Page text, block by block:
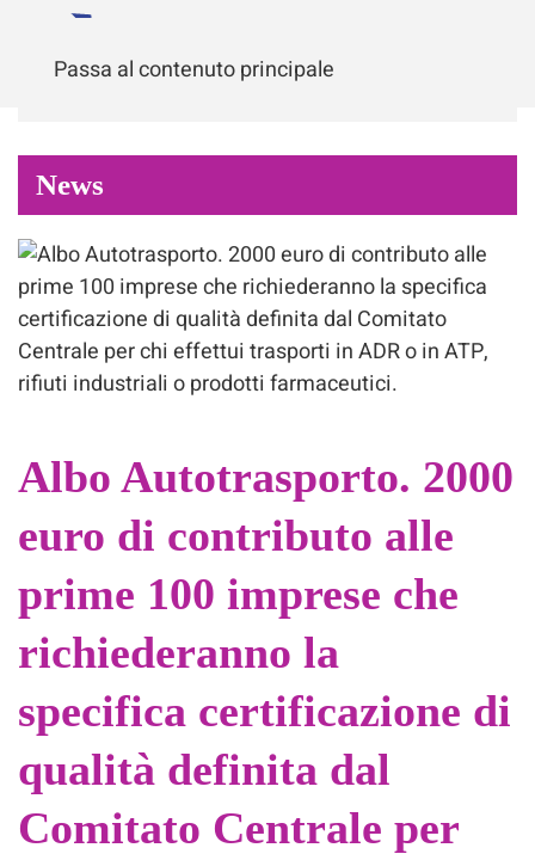
Passa al contenuto principale
News
Albo Autotrasporto. 2000
euro di contributo alle
prime 100 imprese che
richiederanno la
specifica certificazione di
qualità definita dal
Comitato Centrale per